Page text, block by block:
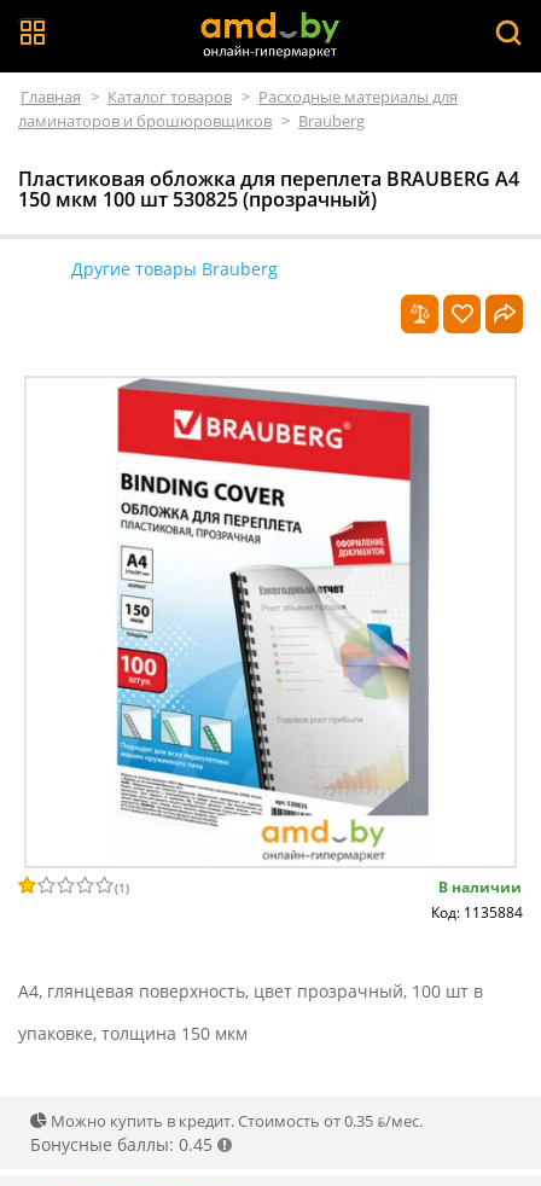
Главная > Каталог товаров > Расходные материалы для
ламинаторов и брошюровщиков > Brauberg
Пластиковая обложка для переплета BRAUBERG A4
150 мкм 100 шт 530825 (прозрачный)
Другие товары Brauberg
(1)
В наличии
Код: 1135884
A4, глянцевая поверхность, цвет прозрачный, 100 шт в
упаковке, толщина 150 мкм
Можно купить в кредит. Стоимость от 0.35 ƃ/мec.
Бонусные баллы: 0.45